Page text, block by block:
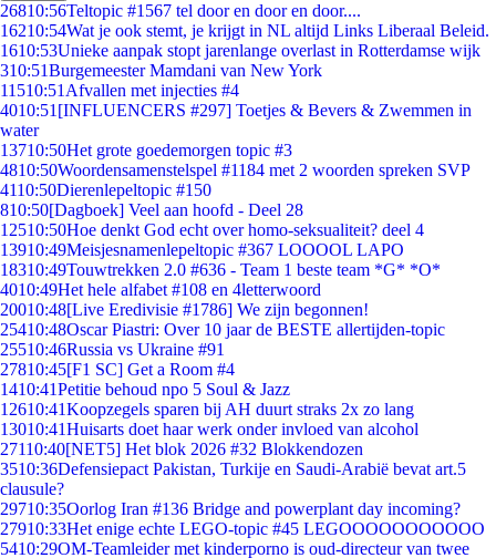
26810:56Teltopic #1567 tel door en door en door....
16210:54Wat je ook stemt, je krijgt in NL altijd Links Liberaal Beleid.
1610:53Unieke aanpak stopt jarenlange overlast in Rotterdamse wijk
310:51Burgemeester Mamdani van New York
11510:51 Afvallen met injecties #4
4010:51 [INFLUENCERS #297] Toetjes & Bevers & Zwemmen in
water
13710:50Het grote goedemorgen topic #3
4810:50Woordensamenstelspel #1184 met 2 woorden spreken SVP
4110:50Dierenlepeltopic #150
810:50[Dagboek] Veel aan hoofd - Deel 28
12510:50Hoe denkt God echt over homo-seksualiteit? deel 4
13910:49Meisjesnamenlepeltopic #367 LOOOOL LAPO
18310:49Touwtrekken 2.0 #636 - Team 1 beste team *G* *O*
4010:49Het hele alfabet #108 en 4letterwoord
20010:48[Live Eredivisie #1786] We zijn begonnen!
25410:48Oscar Piastri: Over 10 jaar de BESTE allertijden-topic
25510:46Russia vs Ukraine #91
27810:45[F1 SC] Get a Room #4
1410:41Petitie behoud npo 5 Soul & Jazz
12610:41Koopzegels sparen bij AH duurt straks 2x zo lang
13010:41Huisarts doet haar werk onder invloed van alcohol
27110:40[NET5] Het blok 2026 #32 Blokkendozen
3510:36Defensiepact Pakistan, Turkije en Saudi-Arabië bevat art.5
clausule?
29710:35Oorlog Iran #136 Bridge and powerplant day incoming?
27910:33Het enige echte LEGO-topic #45 LEGOOOOOOOOOOO
5410:29OM-Teamleider met kinderporno is oud-directeur van twee